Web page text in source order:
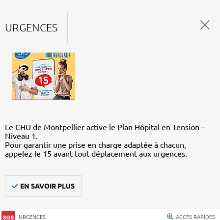
URGENCES
Le CHU de Montpellier active le Plan Hôpital en Tension –
Niveau 1.
Pour garantir une prise en charge adaptée à chacun,
appelez le 15 avant tout déplacement aux urgences.
EN SAVOIR PLUS
URGENCES ACCÈS RAPIDES